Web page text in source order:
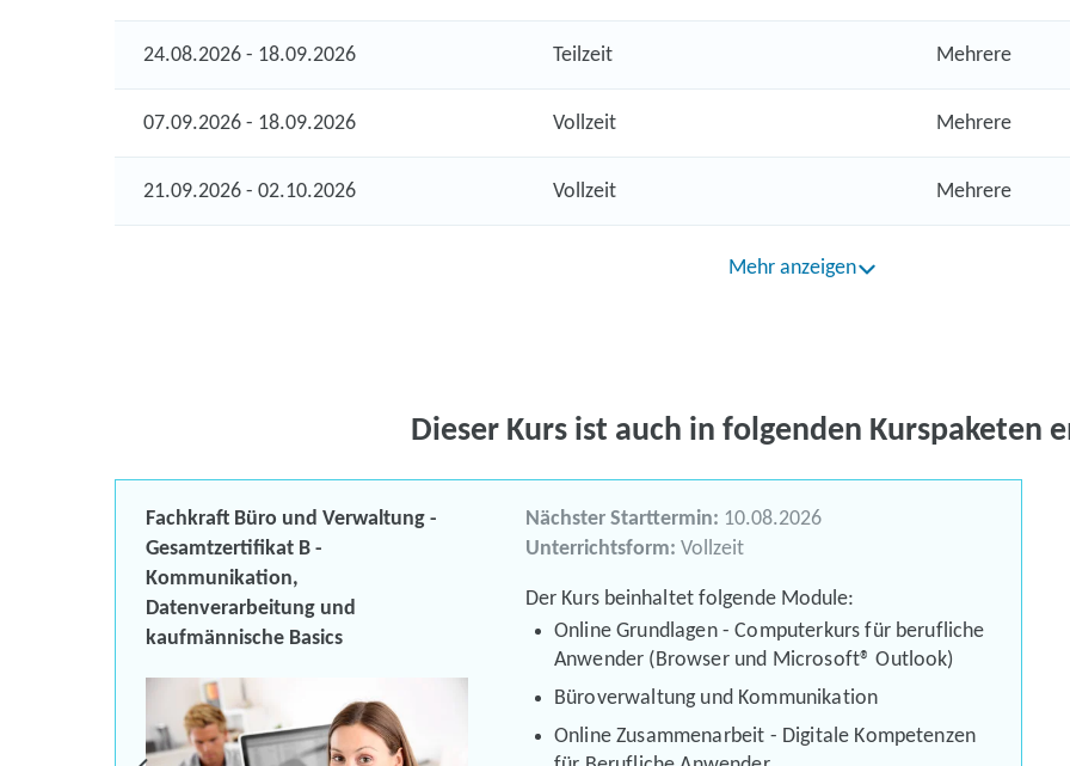
24.08.2026 - 18.09.2026 Teilzeit Mehrere
07.09.2026 - 18.09.2026 Vollzeit Mehrere
21.09.2026 - 02.10.2026 Vollzeit Mehrere
Mehr anzeigen
Dieser Kurs ist auch in folgenden Kurspaketen
Fachkraft Büro und Verwaltung -
Gesamtzertifikat B -
Kommunikation,
Datenverarbeitung und
kaufmännische Basics
Nächster Starttermin: 10.08.2026
Unterrichtsform: Vollzeit
Der Kurs beinhaltet folgende Module:
Online Grundlagen - Computerkurs für berufliche
Anwender (Browser und Microsoft® Outlook)
Büroverwaltung und Kommunikation
Online Zusammenarbeit - Digitale Kompetenzen